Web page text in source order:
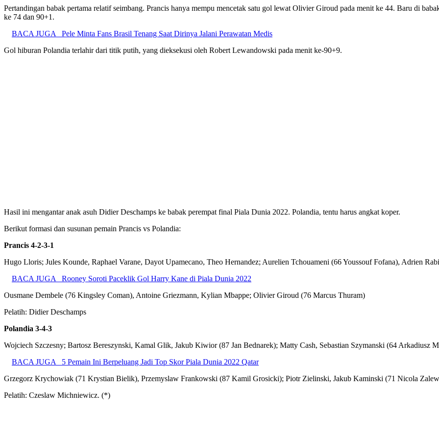
Pertandingan babak pertama relatif seimbang. Prancis hanya mempu mencetak satu gol lewat Olivier Giroud pada menit ke 44. Baru di
ke 74 dan 90+1.
BACA JUGA
Pele Minta Fans Brasil Tenang Saat Dirinya Jalani Perawatan Medis
Gol hiburan Polandia terlahir dari titik putih, yang dieksekusi oleh Robert Lewandowski pada menit ke-90+9.
Hasil ini mengantar anak asuh Didier Deschamps ke babak perempat final Piala Dunia 2022. Polandia, tentu harus angkat koper.
Berikut formasi dan susunan pemain Prancis vs Polandia:
Prancis 4-2-3-1
Hugo Lloris; Jules Kounde, Raphael Varane, Dayot Upamecano, Theo Hernandez; Aurelien Tchouameni (66 Youssouf Fofana), Adrien
BACA JUGA
Rooney Soroti Paceklik Gol Harry Kane di Piala Dunia 2022
Ousmane Dembele (76 Kingsley Coman), Antoine Griezmann, Kylian Mbappe; Olivier Giroud (76 Marcus Thuram)
Pelatih: Didier Deschamps
Polandia 3-4-3
Wojciech Szczesny; Bartosz Bereszynski, Kamal Glik, Jakub Kiwior (87 Jan Bednarek); Matty Cash, Sebastian Szymanski (64 Arkadiusz
BACA JUGA
5 Pemain Ini Berpeluang Jadi Top Skor Piala Dunia 2022 Qatar
Grzegorz Krychowiak (71 Krystian Bielik), Przemyslaw Frankowski (87 Kamil Grosicki); Piotr Zielinski, Jakub Kaminski (71 Nicola
Pelatih: Czeslaw Michniewicz. (*)